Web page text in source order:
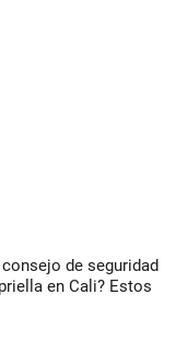
de seguridad
en Cali? Estos